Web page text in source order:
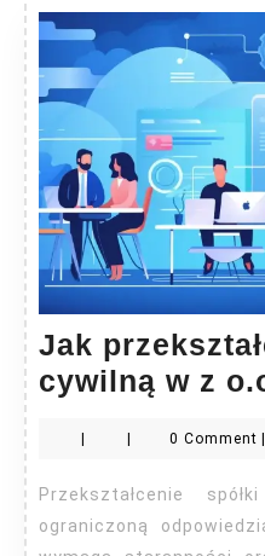
Jak
cywilną w z
0 Comment
Przekształcenie spółki cywilnej w spółkę z
ograniczoną